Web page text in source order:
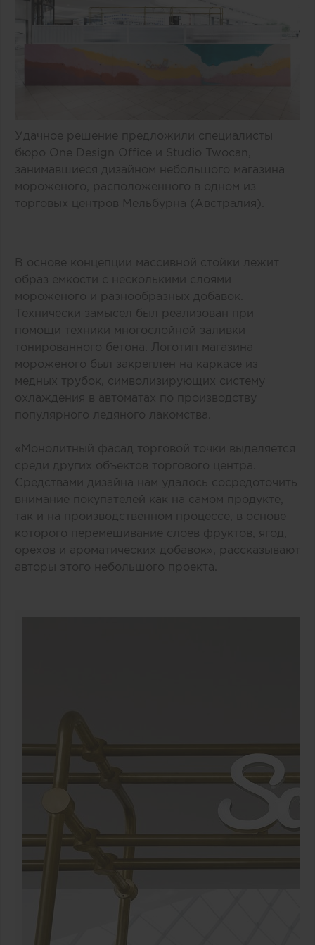
Удачное решение предложили специалисты
бюро One Design Office и Studio Twocan,
занимавшиеся дизайном небольшого магазина
мороженого, расположенного в одном из
торговых центров Мельбурна (Австралия).
В основе концепции массивной стойки лежит
образ емкости с несколькими слоями
мороженого и разнообразных добавок.
Технически замысел был реализован при
помощи техники многослойной заливки
тонированного бетона. Логотип магазина
мороженого был закреплен на каркасе из
медных трубок, символизирующих систему
охлаждения в автоматах по производству
популярного ледяного лакомства.
«Монолитный фасад торговой точки выделяется
среди других объектов торгового центра.
Средствами дизайна нам удалось сосредоточить
внимание покупателей как на самом продукте,
так и на производственном процессе, в основе
которого перемешивание слоев фруктов, ягод,
орехов и ароматических добавок», рассказывают
авторы этого небольшого проекта.